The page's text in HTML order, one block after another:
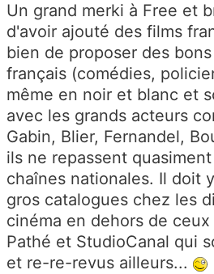
Un grand merki à Free et
d'avoir ajouté des films
bien de proposer des
français (comédies,
même en noir et blanc et
avec les grands acteurs
Gabin, Blier, Fernandel,
ils ne repassent
chaînes nationales. Il doit
gros catalogues chez les
cinéma en dehors de
Pathé et StudioCanal qui
et re-re-revus ailleurs...